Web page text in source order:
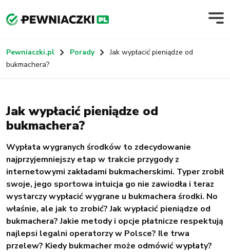
Pewniaczki.pl Porady
Jak wypłacić pieniądze od
bukmachera?
Jak wypłacić pieniądze od
bukmachera?
Wypłata wygranych środków to zdecydowanie
najprzyjemniejszy etap w trakcie przygody z
internetowymi zakładami bukmacherskimi. Typer zrobił
swoje, jego sportowa intuicja go nie zawiodła i teraz
wystarczy wypłacić wygrane u bukmachera środki. No
właśnie, ale jak to zrobić? Jak wypłacić pieniądze od
bukmachera? Jakie metody i opcje płatnicze respektują
najlepsi legalni operatorzy w Polsce? Ile trwa
przelew? Kiedy bukmacher może odmówić wypłaty?